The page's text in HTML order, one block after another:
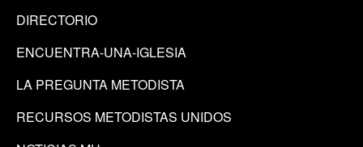
DIRECTORIO
ENCUENTRA-UNA-IGLESIA
LA PREGUNTA METODISTA
RECURSOS METODISTAS UNIDOS